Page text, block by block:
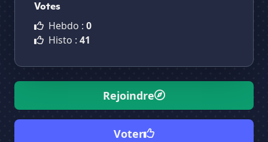
Votes
Hebdo : 0
Histo : 41
Rejoindre
Voter